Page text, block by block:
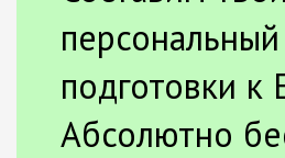
подготовки к
Абсолютно